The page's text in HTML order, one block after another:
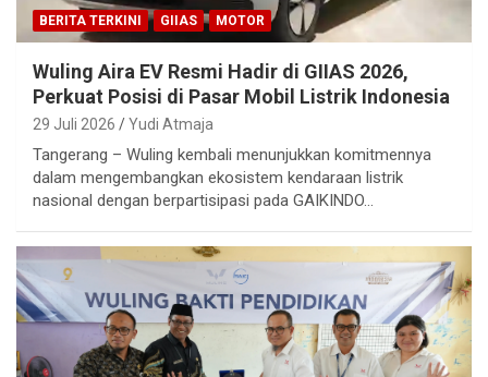
BERITA TERKINI GIIAS MOTOR
Wuling Aira EV Resmi Hadir di GIIAS 2026,
Perkuat Posisi di Pasar Mobil Listrik Indonesia
29 Juli 2026 Yudi Atmaja
Tangerang – Wuling kembali menunjukkan komitmennya
dalam mengembangkan ekosistem kendaraan listrik
nasional dengan berpartisipasi pada GAIKINDO…